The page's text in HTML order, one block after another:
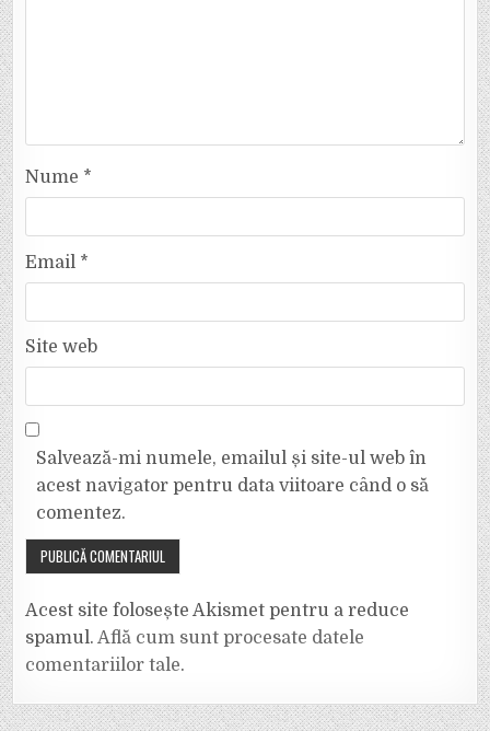
Nume *
Email *
Site web
Salvează-mi numele, emailul și site-ul web în
acest navigator pentru data viitoare când o să
comentez.
Acest site folosește Akismet pentru a reduce
spamul.Află cum sunt procesate datele
comentariilor tale.